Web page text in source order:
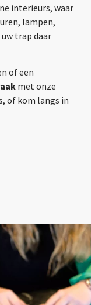
interieurs, waar
lampen,
trap daar
of een
met onze
of kom langs in